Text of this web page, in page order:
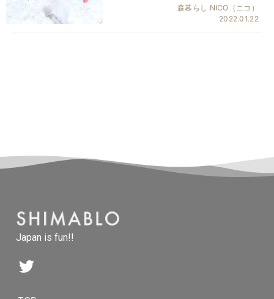
森暮らし NICO（ニコ）
2022.01.22
Japan is fun!!